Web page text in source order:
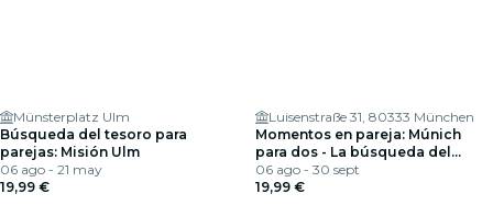
Münsterplatz Ulm
Búsqueda del tesoro para
parejas: Misión Ulm
06 ago - 21 may
19,99 €
Luisenstraße 31, 80333 München
Momentos en pareja: Múnich
para dos - La búsqueda del
tesoro
06 ago - 30 sept
19,99 €